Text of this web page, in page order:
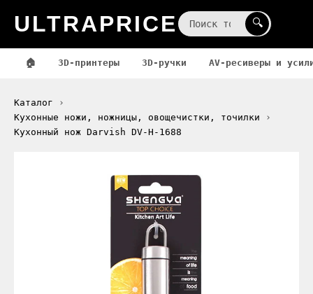
ULTRAPRICE 🔍
🏠 3D-принтеры 3D-ручки AV-ресиверы и
Каталог
Кухонные ножи, ножницы, овощечистки, точилки
Кухонный нож Darvish DV-H-1688